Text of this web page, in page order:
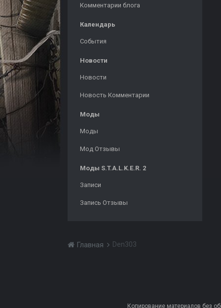
Комментарии блога
Календарь
События
Новости
Новости
Новость Комментарии
Моды
Моды
Мод Отзывы
Моды S.T.A.L.K.E.R. 2
Записи
Запись Отзывы
Главная Den303
Копирование материалов без